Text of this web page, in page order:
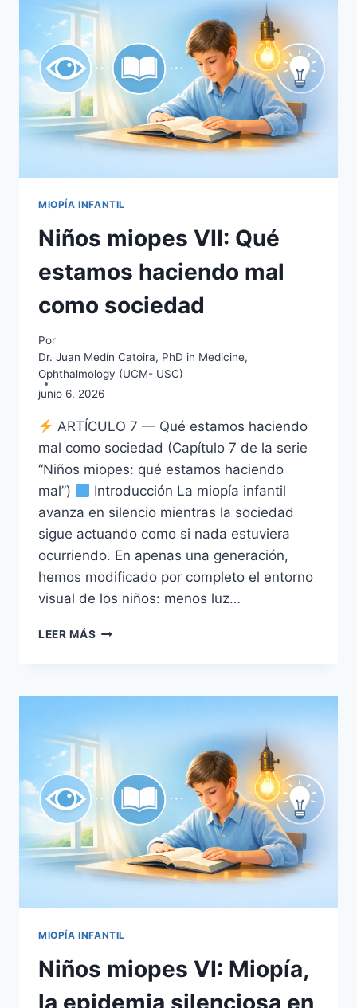
MIOPÍA INFANTIL
Niños miopes VII: Qué
estamos haciendo mal
como sociedad
Por
Dr. Juan Medín Catoira, PhD in Medicine,
Ophthalmology (UCM- USC)
junio 6, 2026
ARTÍCULO 7 — Qué estamos haciendo
mal como sociedad (Capítulo 7 de la serie
“Niños miopes: qué estamos haciendo
mal”)
Introducción La miopía infantil
avanza en silencio mientras la sociedad
sigue actuando como si nada estuviera
ocurriendo. En apenas una generación,
hemos modificado por completo el entorno
visual de los niños: menos luz…
LEER MÁS NIÑOS
ESTAMOS
COMO
SOCIEDAD
MIOPÍA INFANTIL
Niños miopes VI: Miopía,
la epidemia silenciosa en